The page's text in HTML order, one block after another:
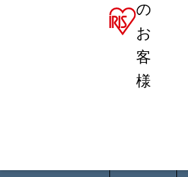
の
お
客
様